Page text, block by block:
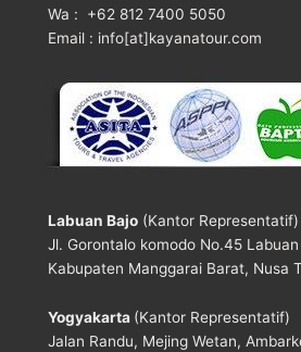
Wa : +62 812 7400 5050
Email : info[at]kayanatour.com
Labuan Bajo (Kantor Representatif)
Jl. Gorontalo komodo No.45
Kabupaten Manggarai Barat, Nusa
Yogyakarta (Kantor Representatif)
Jalan Randu, Mejing Wetan,